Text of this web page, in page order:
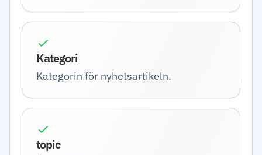
Kategori
Kategorin för nyhetsartikeln.
topic